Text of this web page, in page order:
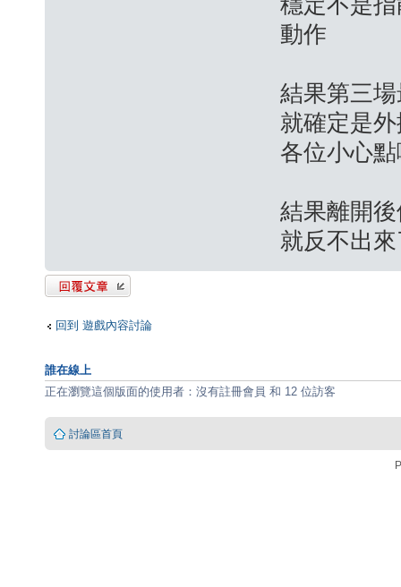
動作
結果第三
就確定是
各位小心
結果離開
就反不出
發表回覆
回到 遊戲內容討論
誰在線上
正在瀏覽這個版面的使用者：沒有註冊會員 和 12 位訪客
討論區首頁